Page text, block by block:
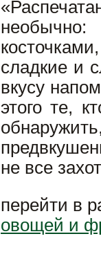
сладкие и
вкусу
этого те,
не все
перейти в
овощей и